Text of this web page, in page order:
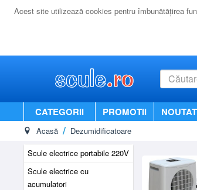
Acest site utilizează cookies pentru îmbunătăţirea
CATEGORII PROMOTII
Acasă
Dezumidificatoare
Scule electrice portabile 220V
Scule electrice cu
acumulatori